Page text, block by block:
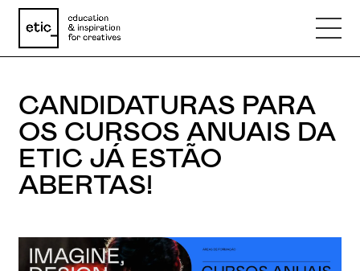
Nome
Email
CANDIDATURAS PARA
OS CURSOS ANUAIS DA
ETIC JÁ ESTÃO
ABERTAS!